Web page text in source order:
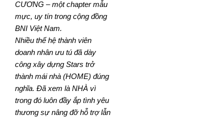
CƯƠNG – một chapter mẫu
mực, uy tín trong cộng đồng
BNI Việt Nam.
Nhiều thế hệ thành viên
doanh nhân ưu tú đã dày
công xây dựng Stars trở
thành mái nhà (HOME) đúng
nghĩa. Đã xem là NHÀ vì
trong đó luôn đầy ắp tình yêu
thương sự nâng đỡ hỗ trợ lẫn